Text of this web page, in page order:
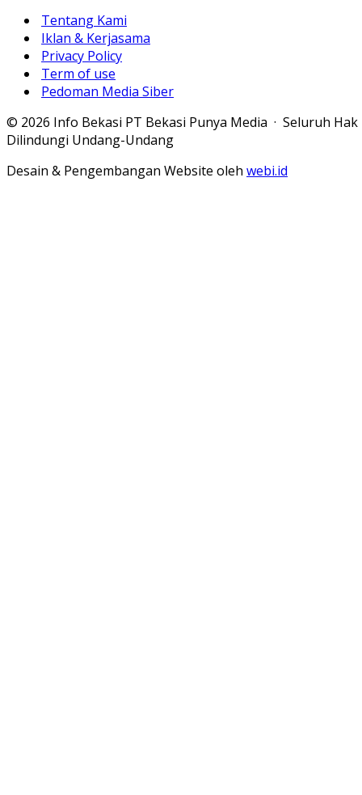
Tentang Kami
Iklan & Kerjasama
Privacy Policy
Term of use
Pedoman Media Siber
© 2026 Info Bekasi PT Bekasi Punya Media · Seluruh Hak
Dilindungi Undang-Undang
Desain & Pengembangan Website oleh webi.id